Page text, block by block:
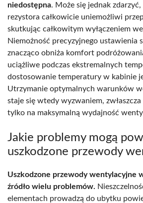
niedostępna. Może się jednak zdarzyć,
rezystora całkowicie uniemożliwi
skutkując całkowitym wyłączeniem
Niemożność precyzyjnego ustawienia
znacząco obniża komfort
uciążliwe podczas ekstremalnych
dostosowanie temperatury w kabinie
Utrzymanie optymalnych warunków
staje się wtedy wyzwaniem,
tylko na maksymalną wydajność
Jakie problemy mogą
uszkodzone przewody
Uszkodzone przewody wentylacyjne
źródło wielu problemów.
elementach prowadzą do ubytku